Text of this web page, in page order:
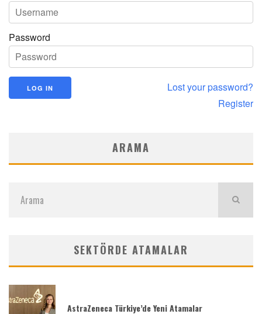
Password
Lost your password?
Register
ARAMA
SEKTÖRDE ATAMALAR
AstraZeneca Türkiye’de Yeni Atamalar